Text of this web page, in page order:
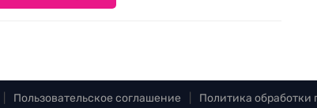
Пользовательское соглашение Политика